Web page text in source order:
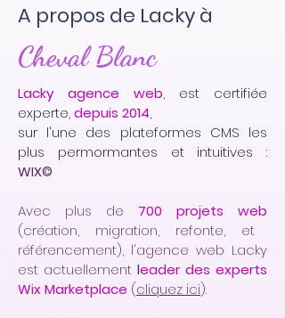
A propos de Lacky à
Cheval Blanc
Lacky agence web, est certifiée
experte,depuis 2014,
sur l'une des plateformes CMS les
plus permormantes et intuitives :
WIX©
Avec plus de
700 projets web
(création, migration, refonte, et
référencement), l'agence web Lacky
est actuellement leader des experts
Wix Marketplace (cliquez ici).